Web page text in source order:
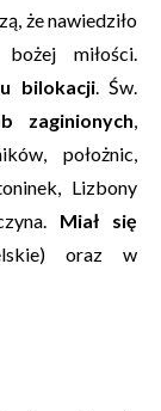
że nawiedziło
miłości.
bilokacji. Św.
zaginionych,
położnic,
Lizbony
Miał się
oraz w